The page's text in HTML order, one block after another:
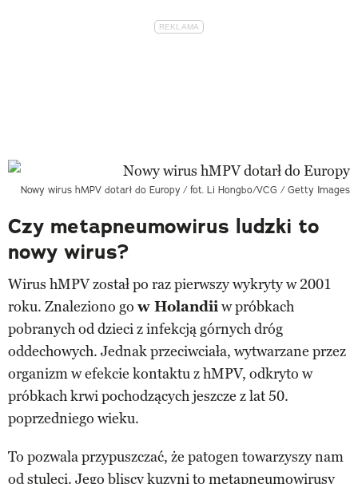
Nowy wirus hMPV dotarł do Europy / fot. Li Hongbo/VCG / Getty Images
Czy metapneumowirus ludzki to
nowy wirus?
Wirus hMPV został po raz pierwszy wykryty w 2001
roku. Znaleziono go w Holandiiw próbkach
pobranych od dzieci z infekcją górnych dróg
oddechowych. Jednak przeciwciała, wytwarzane przez
organizm w efekcie kontaktu z hMPV, odkryto w
próbkach krwi pochodzących jeszcze z lat 50.
poprzedniego wieku.
To pozwala przypuszczać, że patogen towarzyszy nam
od stuleci. Jego bliscy kuzyni to metapneumowirusy